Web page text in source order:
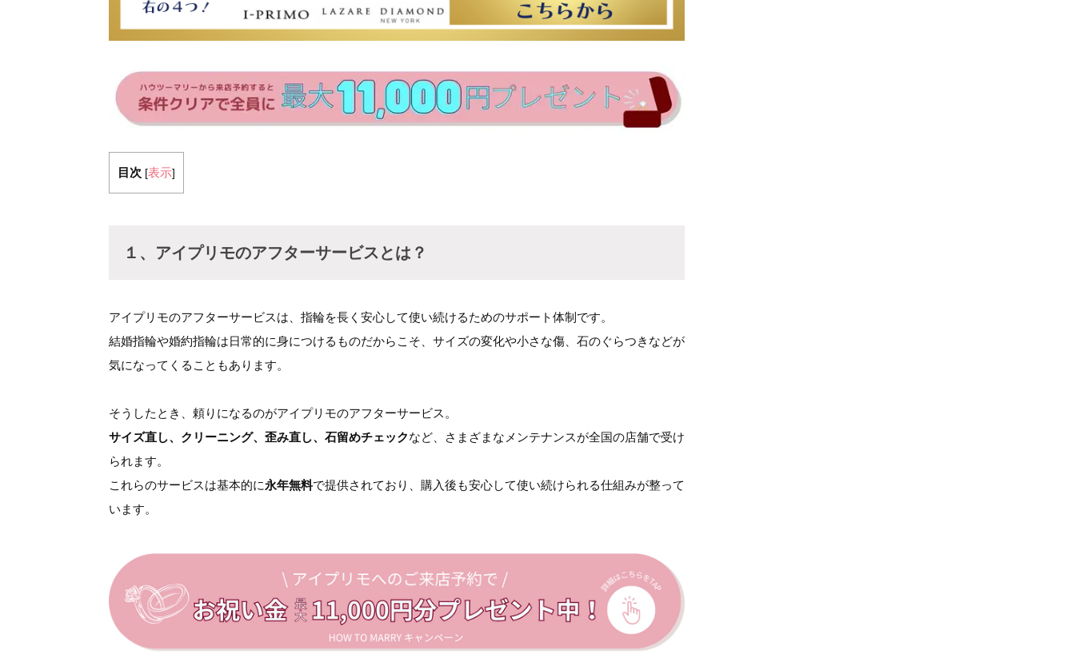
目次 [表示]
１、アイプリモのアフターサービスとは？
アイプリモのアフターサービスは、指輪を長く安心して使い続けるためのサポート体制です。
結婚指輪や婚約指輪は日常的に身につけるものだからこそ、サイズの変化や小さな傷、石のぐらつきなどが
気になってくることもあります。
そうしたとき、頼りになるのがアイプリモのアフターサービス。
サイズ直し、クリーニング、歪み直し、石留めチェックなど、さまざまなメンテナンスが全国の店舗で受け
られます。
これらのサービスは基本的に永年無料で提供されており、購入後も安心して使い続けられる仕組みが整って
います。